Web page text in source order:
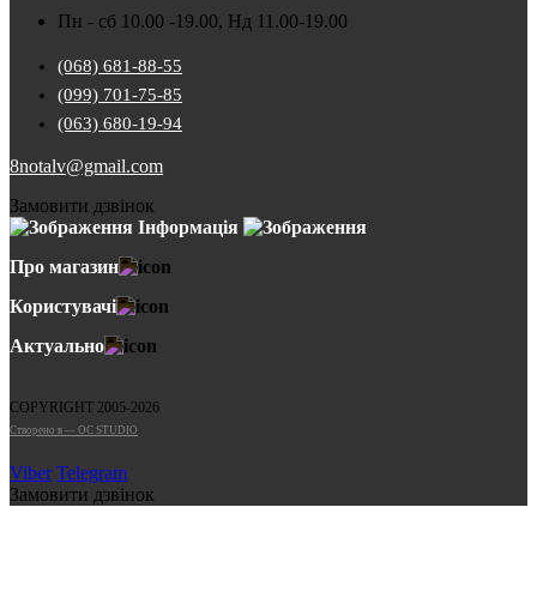
Пн - сб 10.00 -19.00, Нд 11.00-19.00
(068) 681-88-55
(099) 701-75-85
(063) 680-19-94
8notalv@gmail.com
Замовити дзвінок
Інформація
Про магазин
Користувачі
Актуально
COPYRIGHT 2005-2026
Cтворено в — OC STUDIO
Viber Telegram
Замовити дзвінок